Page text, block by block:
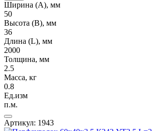
Ширина (А), мм
50
Высота (В), мм
36
Длина (L), мм
2000
Толщина, мм
2.5
Масса, кг
0.8
Ед.изм
п.м.
Артикул: 1943